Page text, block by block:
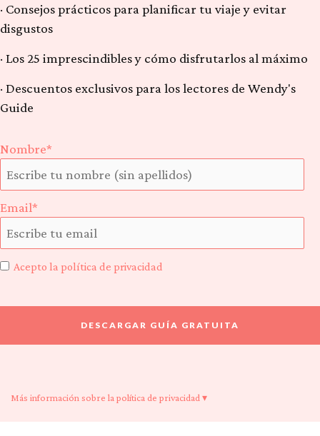
· Consejos prácticos para planificar tu viaje y evitar
disgustos
· Los 25 imprescindibles y cómo disfrutarlos al máximo
· Descuentos exclusivos para los lectores de Wendy's
Guide
Nombre*
Email*
Acepto la política de privacidad
Más información sobre la política de privacidad ▾